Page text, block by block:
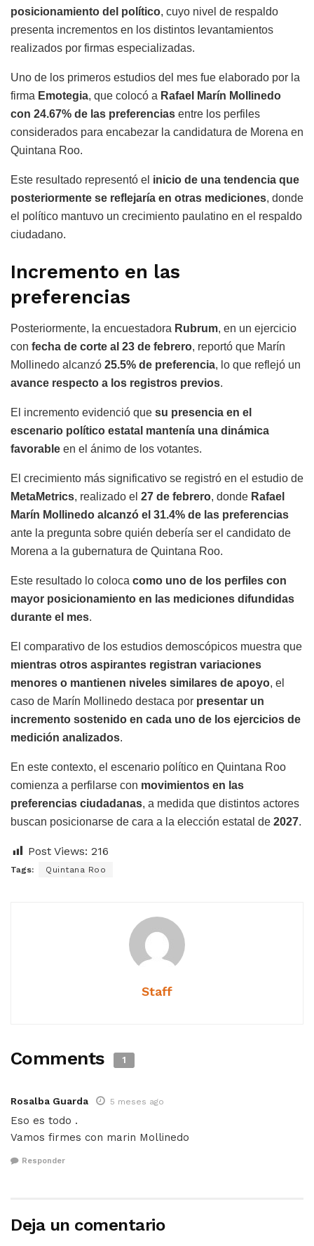
posicionamiento del político, cuyo nivel de respaldo
presenta incrementos en los distintos levantamientos
realizados por firmas especializadas.
Uno de los primeros estudios del mes fue elaborado por la
firma Emotegia, que colocó a Rafael Marín Mollinedo
con 24.67% de las preferencias entre los perfiles
considerados para encabezar la candidatura de Morena en
Quintana Roo.
Este resultado representó el inicio de una tendencia que
posteriormente se reflejaría en otras mediciones, donde
el político mantuvo un crecimiento paulatino en el respaldo
ciudadano.
Incremento en las
preferencias
Posteriormente, la encuestadora Rubrum, en un ejercicio
con fecha de corte al 23 de febrero, reportó que Marín
Mollinedo alcanzó 25.5% de preferencia, lo que reflejó un
avance respecto a los registros previos.
El incremento evidenció que su presencia en el
escenario político estatal mantenía una dinámica
favorable en el ánimo de los votantes.
El crecimiento más significativo se registró en el estudio de
MetaMetrics, realizado el 27 de febrero, donde Rafael
Marín Mollinedo alcanzó el 31.4% de las preferencias
ante la pregunta sobre quién debería ser el candidato de
Morena a la gubernatura de Quintana Roo.
Este resultado lo coloca como uno de los perfiles con
mayor posicionamiento en las mediciones difundidas
durante el mes.
El comparativo de los estudios demoscópicos muestra que
mientras otros aspirantes registran variaciones
menores o mantienen niveles similares de apoyo, el
caso de Marín Mollinedo destaca por presentar un
incremento sostenido en cada uno de los ejercicios de
medición analizados.
En este contexto, el escenario político en Quintana Roo
comienza a perfilarse con movimientos en las
preferencias ciudadanas, a medida que distintos actores
buscan posicionarse de cara a la elección estatal de 2027.
Post Views: 216
Tags: Quintana Roo
Staff
Comments 1
Rosalba Guarda 5 meses ago
Eso es todo .
Vamos firmes con marin Mollinedo
Responder
Deja un comentario